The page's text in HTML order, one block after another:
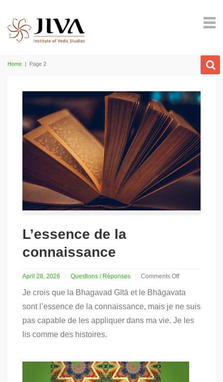
Home | Page 2
L’essence de la
connaissance
April 28, 2026 Questions / Réponses
Comments Off
L’essence
la
connaissance
Je crois que la Bhagavad Gītā et le Bhāgavata
sont l’essence de la connaissance, mais je ne suis
pas capable de les appliquer dans ma vie. Je les
lis comme des histoires.